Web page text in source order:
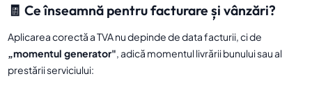
🧾 Ce înseamnă pentru facturare și vânzări?
Aplicarea corectă a TVA nu depinde de data facturii, ci de
„momentul generator", adică momentul livrării bunului sau al
prestării serviciului: